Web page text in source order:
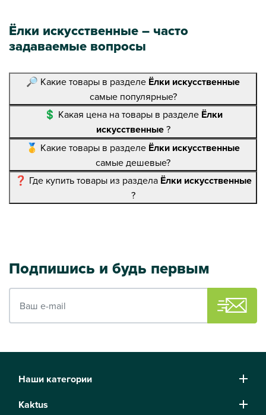
Ёлки искусственные – часто
задаваемые вопросы
🔎 Какие товары в разделе Ёлки искусственные
самые популярные?
💲 Какая цена на товары в разделе Ёлки
искусственные?
🥇 Какие товары в разделе Ёлки искусственные
самые дешевые?
❓ Где купить товары из раздела Ёлки искусственные
?
Подпишись и будь первым
Ваш e-mail
Наши категории
Kaktus